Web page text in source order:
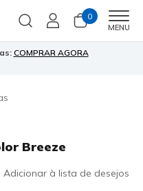
0
MENU
⭐Skechers VIP:45 dias de
Breeze
Adicionar à lista de desejos